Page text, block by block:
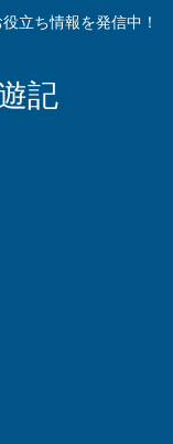
立ち情報を発信中！
記